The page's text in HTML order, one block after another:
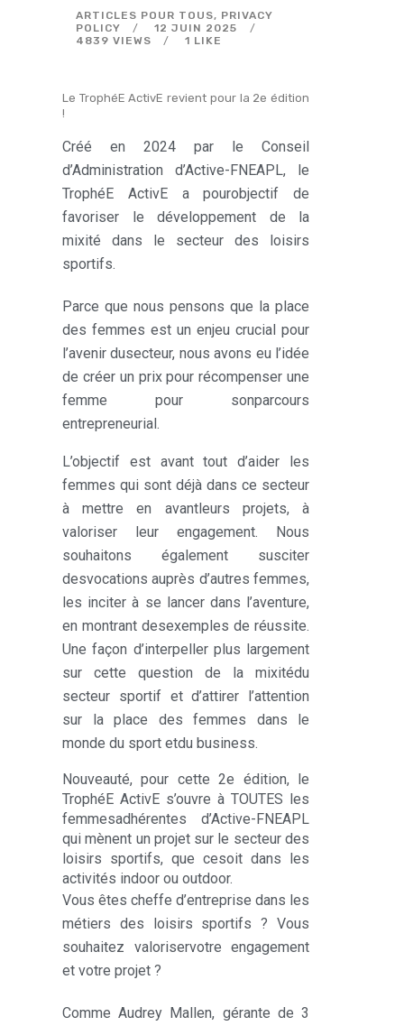
ARTICLES POUR TOUS, PRIVACY
POLICY
12 JUIN 2025
4839 VIEWS 1 LIKE
Le TrophéE ActivE revient pour la 2e édition
!
Créé en 2024 par le Conseil
d’Administration d’Active-FNEAPL, le
TrophéE ActivE a pourobjectif de
favoriser le développement de la
mixité dans le secteur des loisirs
sportifs.
Parce que nous pensons que la place
des femmes est un enjeu crucial pour
l’avenir dusecteur, nous avons eu l’idée
de créer un prix pour récompenser une
femme pour sonparcours
entrepreneurial.
L’objectif est avant tout d’aider les
femmes qui sont déjà dans ce secteur
à mettre en avantleurs projets, à
valoriser leur engagement. Nous
souhaitons également susciter
desvocations auprès d’autres femmes,
les inciter à se lancer dans l’aventure,
en montrant desexemples de réussite.
Une façon d’interpeller plus largement
sur cette question de la mixitédu
secteur sportif et d’attirer l’attention
sur la place des femmes dans le
monde du sport etdu business.
Nouveauté, pour cette 2e édition, le
TrophéE ActivE s’ouvre à TOUTES les
femmesadhérentes d’Active-FNEAPL
qui mènent un projet sur le secteur des
loisirs sportifs, que cesoit dans les
activités indoor ou outdoor.
Vous êtes cheffe d’entreprise dans les
métiers des loisirs sportifs ? Vous
souhaitez valoriservotre engagement
et votre projet ?
Comme Audrey Mallen, gérante de 3